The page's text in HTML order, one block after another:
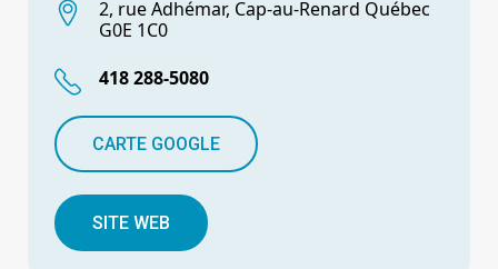
2, rue Adhémar, Cap-au-Renard Québec
G0E 1C0
418 288-5080
CARTE GOOGLE
SITE WEB